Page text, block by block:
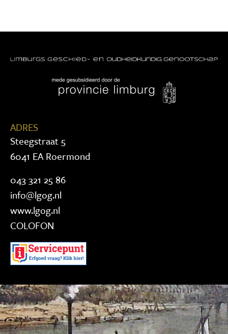
ADRES
Steegstraat 5
6041 EA Roermond
043 321 25 86
info@lgog.nl
www.lgog.nl
COLOFON